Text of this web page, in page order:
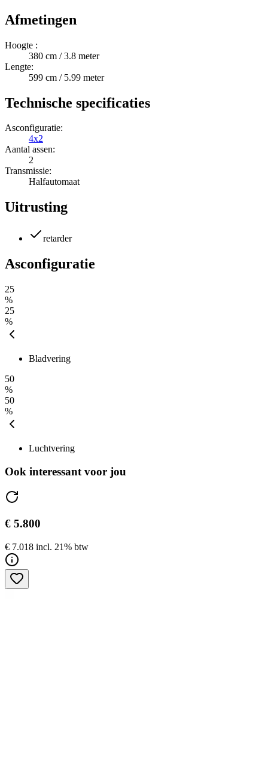
Afmetingen
Hoogte :
380 cm / 3.8 meter
Lengte:
599 cm / 5.99 meter
Technische specificaties
Asconfiguratie:
4x2
Aantal assen:
2
Transmissie:
Halfautomaat
Uitrusting
retarder
Asconfiguratie
25
%
25
%
Bladvering
50
%
50
%
Luchtvering
Ook interessant voor jou
€ 5.800
€ 7.018 incl. 21% btw